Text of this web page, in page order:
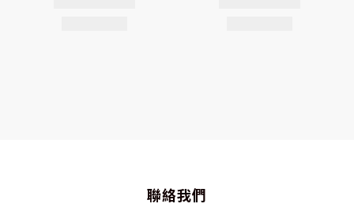
聯絡我們